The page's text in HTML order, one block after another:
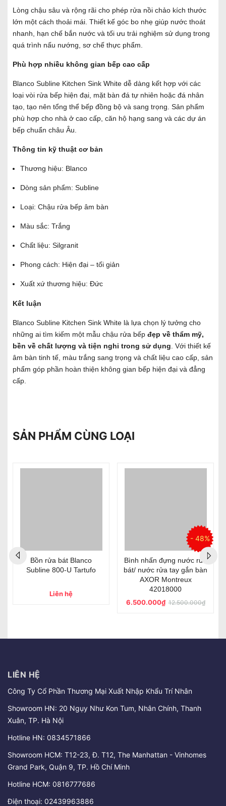
Lòng chậu sâu và rộng rãi cho phép rửa nồi chảo kích thước
lớn một cách thoải mái. Thiết kế góc bo nhẹ giúp nước thoát
nhanh, hạn chế bắn nước và tối ưu trải nghiệm sử dụng trong
quá trình nấu nướng, sơ chế thực phẩm.
Phù hợp nhiều không gian bếp cao cấp
Blanco Subline Kitchen Sink White dễ dàng kết hợp với các
loại vòi rửa bếp hiện đại, mặt bàn đá tự nhiên hoặc đá nhân
tạo, tạo nên tổng thể bếp đồng bộ và sang trọng. Sản phẩm
phù hợp cho nhà ở cao cấp, căn hộ hạng sang và các dự án
bếp chuẩn châu Âu.
Thông tin kỹ thuật cơ bản
Thương hiệu: Blanco
Dòng sản phẩm: Subline
Loại: Chậu rửa bếp âm bàn
Màu sắc: Trắng
Chất liệu: Silgranit
Phong cách: Hiện đại – tối giản
Xuất xứ thương hiệu: Đức
Kết luận
Blanco Subline Kitchen Sink White là lựa chọn lý tưởng cho
những ai tìm kiếm một mẫu chậu rửa bếp đẹp về thẩm mỹ,
bền về chất lượng và tiện nghi trong sử dụng . Với thiết kế
âm bàn tinh tế, màu trắng sang trọng và chất liệu cao cấp, sản
phẩm góp phần hoàn thiện không gian bếp hiện đại và đẳng
cấp.
SẢN PHẨM CÙNG LOẠI
Bồn rửa bát Blanco
Subline 800-U Tartufo
Liên hệ
- 48%
Bình nhấn đựng nước rửa
bát/ nước rửa tay gắn bàn
AXOR Montreux
42018000
6.500.000₫12.500.000₫
LIÊN HỆ
Công Ty Cổ Phần Thương Mại Xuất Nhập Khẩu Trí Nhân
Showroom HN: 20 Ngụy Như Kon Tum, Nhân Chính, Thanh
Xuân, TP. Hà Nội
Hotline HN: 0834571866
Showroom HCM: T12-23, Đ. T12, The Manhattan - Vinhomes
Grand Park, Quận 9, TP. Hồ Chí Minh
Hotline HCM: 0816777686
Điện thoại: 02439963886